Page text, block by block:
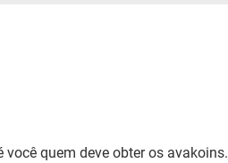
quem deve obter os avakoins.